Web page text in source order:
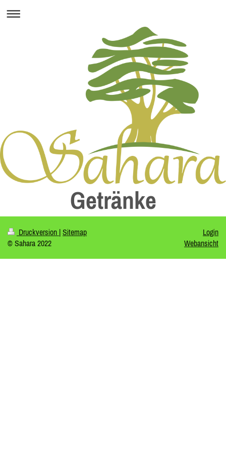
Getränke
Druckversion | Sitemap
© Sahara 2022
Login
Webansicht